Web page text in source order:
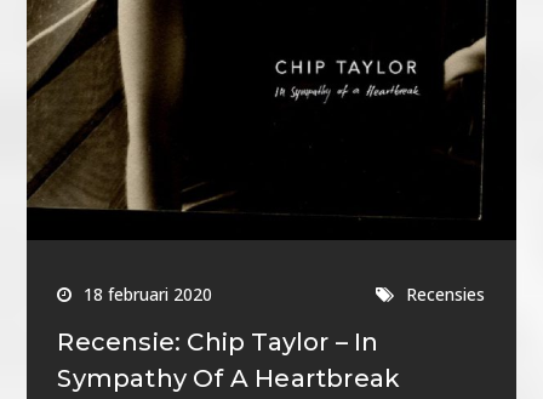
18 februari 2020 Recensies
Recensie: Chip Taylor – In
Sympathy Of A Heartbreak